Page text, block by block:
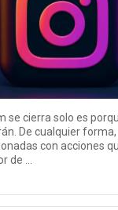
se cierra solo es
De cualquier
con acciones
de ...